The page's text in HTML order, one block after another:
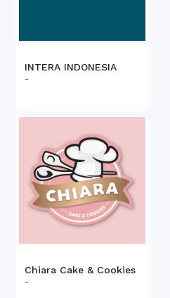
INTERA INDONESIA
-
Chiara Cake & Cookies
-